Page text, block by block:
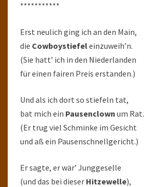
***********
Erst neulich ging ich an den Main,
die Cowboystiefeleinzuweih’n.
(Sie hatt’ ich in den Niederlanden
für einen fairen Preis erstanden.)
Und als ich dort so stiefeln tat,
bat mich ein Pausenclown um Rat.
(Er trug viel Schminke im Gesicht
und aß ein Pausenschnellgericht.)
Er sagte, er wär’ Junggeselle
(und das bei dieser Hitzewelle),